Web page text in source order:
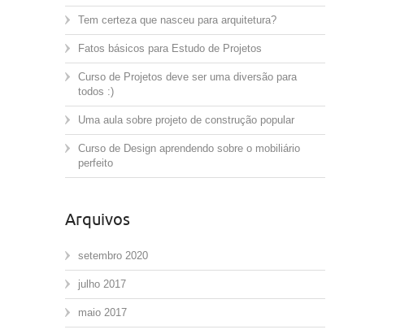
Tem certeza que nasceu para arquitetura?
Fatos básicos para Estudo de Projetos
Curso de Projetos deve ser uma diversão para
todos :)
Uma aula sobre projeto de construção popular
Curso de Design aprendendo sobre o mobiliário
perfeito
Arquivos
setembro 2020
julho 2017
maio 2017